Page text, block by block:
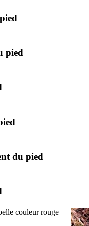
pied
du pied
couleur rouge